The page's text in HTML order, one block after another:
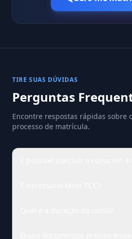
TIRE SUAS DÚVIDAS
Perguntas
Encontre respostas rápidas sobre
processo de matrícula.